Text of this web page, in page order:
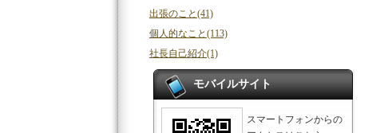
出張のこと(41)
個人的なこと(113)
社長自己紹介(1)
モバイルサイト
スマートフォンからの